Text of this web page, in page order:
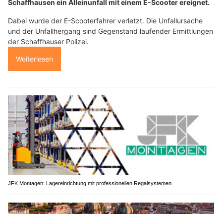
Schaffhausen ein Alleinunfall mit einem E-Scooter ereignet.
Dabei wurde der E-Scooterfahrer verletzt. Die Unfallursache
und der Unfallhergang sind Gegenstand laufender Ermittlungen
der Schaffhauser Polizei.
Weiterlesen
JFK Montagen: Lagereinrichtung mit professionellen Regalsystemen